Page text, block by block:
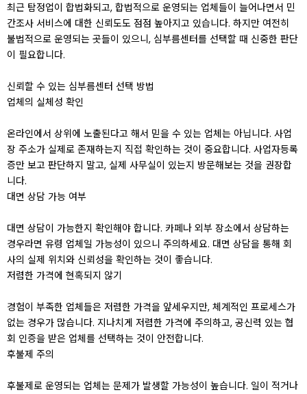
최근 탐정업이 합법화되고, 합법적으로 운영되는 업체들이 늘어나면서 민
간조사 서비스에 대한 신뢰도도 점점 높아지고 있습니다. 하지만 여전히
불법적으로 운영되는 곳들이 있으니, 심부름센터를 선택할 때 신중한 판단
이 필요합니다.
신뢰할 수 있는 심부름센터 선택 방법
업체의 실체성 확인
온라인에서 상위에 노출된다고 해서 믿을 수 있는 업체는 아닙니다. 사업
장 주소가 실제로 존재하는지 직접 확인하는 것이 중요합니다. 사업자등록
증만 보고 판단하지 말고, 실제 사무실이 있는지 방문해보는 것을 권장합
니다.
대면 상담 가능 여부
대면 상담이 가능한지 확인해야 합니다. 카페나 외부 장소에서 상담하는
경우라면 유령 업체일 가능성이 있으니 주의하세요. 대면 상담을 통해 회
사의 실제 위치와 신뢰성을 확인하는 것이 좋습니다.
저렴한 가격에 현혹되지 않기
경험이 부족한 업체들은 저렴한 가격을 앞세우지만, 체계적인 프로세스가
없는 경우가 많습니다. 지나치게 저렴한 가격에 주의하고, 공신력 있는 협
회 인증을 받은 업체를 선택하는 것이 안전합니다.
후불제 주의
후불제로 운영되는 업체는 문제가 발생할 가능성이 높습니다. 일이 적거나